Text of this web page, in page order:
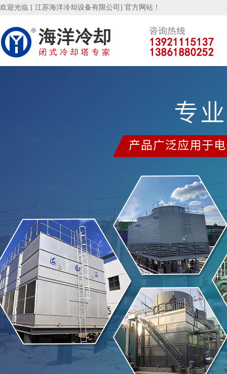
欢迎光临 [ 江苏海洋冷却设备有限公司] 官方网站！